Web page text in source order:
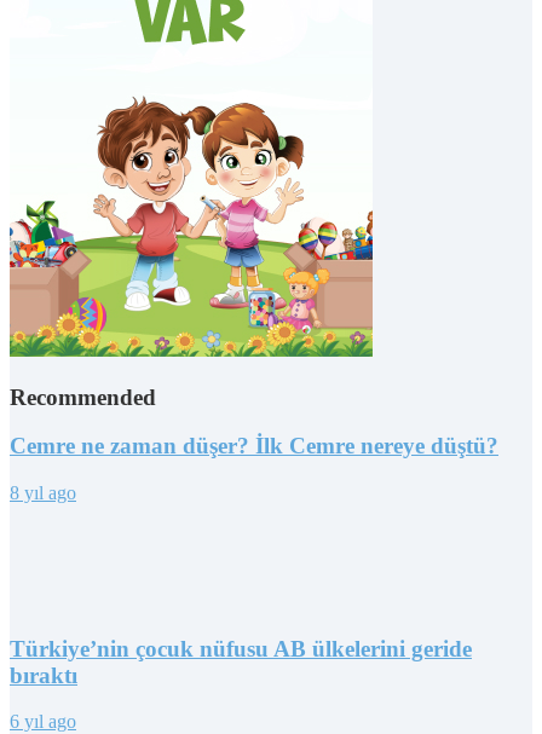
Recommended
Cemre ne zaman düşer? İlk Cemre nereye düştü?
8 yıl ago
Türkiye’nin çocuk nüfusu AB ülkelerini geride
bıraktı
6 yıl ago